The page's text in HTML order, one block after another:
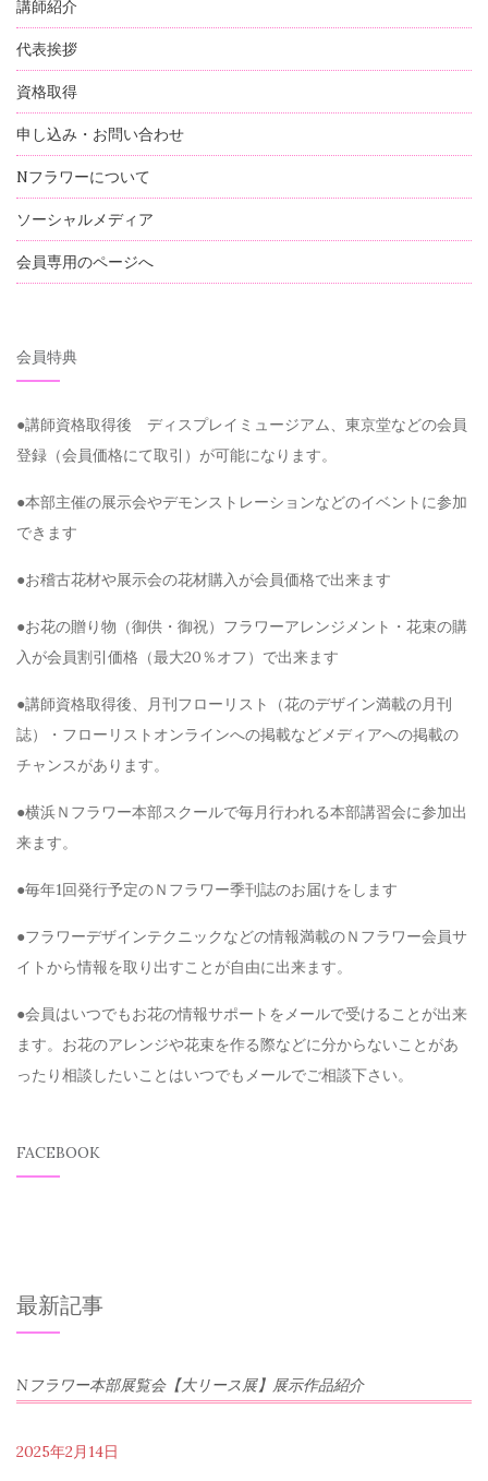
講師紹介
代表挨拶
資格取得
申し込み・お問い合わせ
Nフラワーについて
ソーシャルメディア
会員専用のページへ
会員特典
●講師資格取得後 ディスプレイミュージアム、東京堂などの会員
登録（会員価格にて取引）が可能になります。
●本部主催の展示会やデモンストレーションなどのイベントに参加
できます
●お稽古花材や展示会の花材購入が会員価格で出来ます
●お花の贈り物（御供・御祝）フラワーアレンジメント・花束の購
入が会員割引価格（最大20％オフ）で出来ます
●講師資格取得後、月刊フローリスト（花のデザイン満載の月刊
誌）・フローリストオンラインへの掲載などメディアへの掲載の
チャンスがあります。
●横浜Ｎフラワー本部スクールで毎月行われる本部講習会に参加出
来ます。
●毎年1回発行予定のＮフラワー季刊誌のお届けをします
●フラワーデザインテクニックなどの情報満載のＮフラワー会員サ
イトから情報を取り出すことが自由に出来ます。
●会員はいつでもお花の情報サポートをメールで受けることが出来
ます。お花のアレンジや花束を作る際などに分からないことがあ
ったり相談したいことはいつでもメールでご相談下さい。
FACEBOOK
最新記事
Nフラワー本部展覧会【大リース展】展示作品紹介
2025年2月14日